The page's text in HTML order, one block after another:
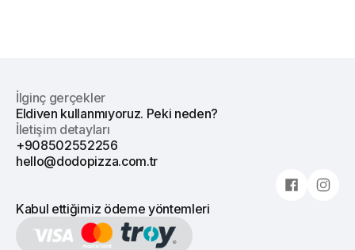
İlginç gerçekler
Eldiven kullanmıyoruz. Peki neden?
İletişim detayları
+908502552256
hello@dodopizza.com.tr
Kabul ettiğimiz ödeme yöntemleri